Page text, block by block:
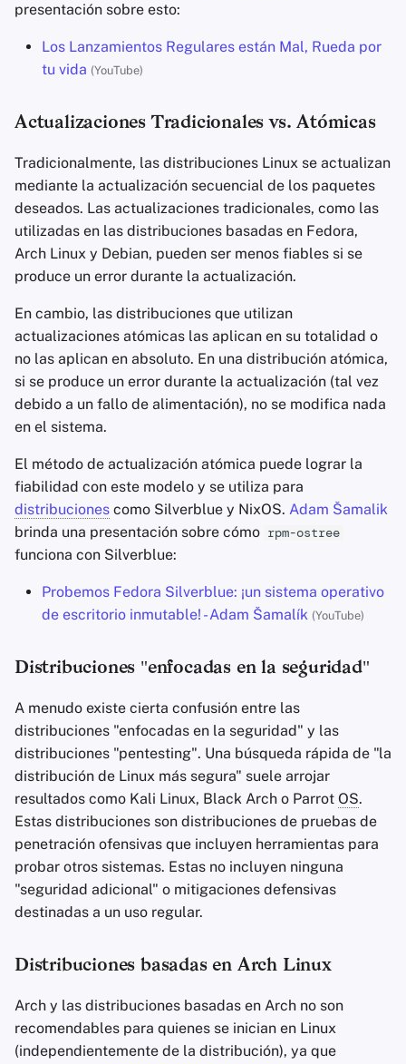
presentación sobre esto:
Los Lanzamientos Regulares están Mal, Rueda por
tu vida (YouTube)
Actualizaciones Tradicionales vs. Atómicas
Tradicionalmente, las distribuciones Linux se actualizan
mediante la actualización secuencial de los paquetes
deseados. Las actualizaciones tradicionales, como las
utilizadas en las distribuciones basadas en Fedora,
Arch Linux y Debian, pueden ser menos fiables si se
produce un error durante la actualización.
En cambio, las distribuciones que utilizan
actualizaciones atómicas las aplican en su totalidad o
no las aplican en absoluto. En una distribución atómica,
si se produce un error durante la actualización (tal vez
debido a un fallo de alimentación), no se modifica nada
en el sistema.
El método de actualización atómica puede lograr la
fiabilidad con este modelo y se utiliza para
distribuciones como Silverblue y NixOS. Adam Šamalik
brinda una presentación sobre cómo rpm-ostree
funciona con Silverblue:
Probemos Fedora Silverblue: ¡un sistema operativo
de escritorio inmutable! - Adam Šamalík (YouTube)
Distribuciones "enfocadas en la seguridad"
A menudo existe cierta confusión entre las
distribuciones "enfocadas en la seguridad" y las
distribuciones "pentesting". Una búsqueda rápida de "la
distribución de Linux más segura" suele arrojar
resultados como Kali Linux, Black Arch o Parrot OS.
Estas distribuciones son distribuciones de pruebas de
penetración ofensivas que incluyen herramientas para
probar otros sistemas. Estas no incluyen ninguna
"seguridad adicional" o mitigaciones defensivas
destinadas a un uso regular.
Distribuciones basadas en Arch Linux
Arch y las distribuciones basadas en Arch no son
recomendables para quienes se inician en Linux
(independientemente de la distribución), ya que